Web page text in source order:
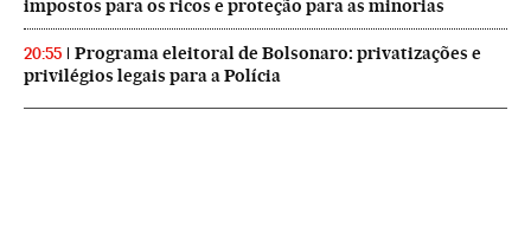
impostos para os ricos e proteção para as minorias
20:55
Programa eleitoral de Bolsonaro: privatizações e
privilégios legais para a Polícia